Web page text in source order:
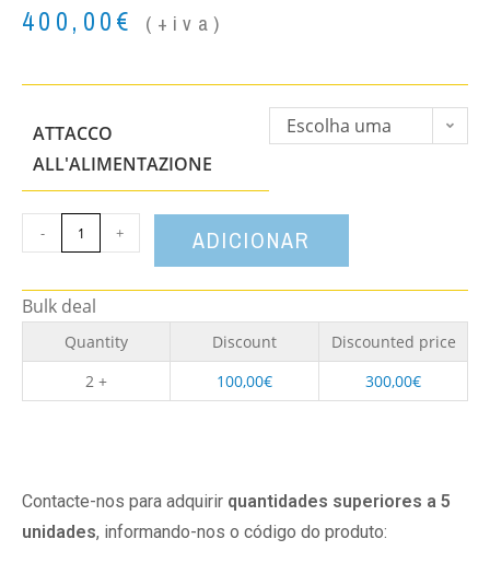
400,00€ (+iva)
ATTACCO
ALL'ALIMENTAZIONE
Escolha uma
- + ADICIONAR
Bulk deal
Quantity Discount
Discounted price
2 +
100,00€ 300,00€
Contacte-nos para adquirir quantidades superiores a 5
unidades, informando-nos o código do produto: